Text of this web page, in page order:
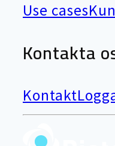
Use cases
Kontakta
Kontakt